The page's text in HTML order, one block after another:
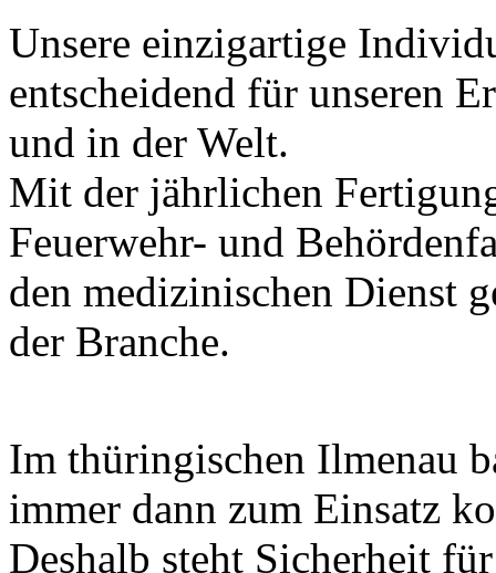
Unsere einzigartige
entscheidend für unseren
und in der Welt.
Mit der jährlichen
Feuerwehr- und
den medizinischen Dienst
der Branche.
Im thüringischen Ilmenau
immer dann zum Einsatz
Deshalb steht Sicherheit